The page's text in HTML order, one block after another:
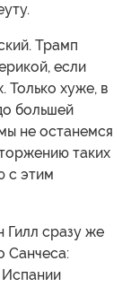
Трамп
если
Только хуже, в
большей
не останемся
таких
с этим
Гилл сразу же
Санчеса: